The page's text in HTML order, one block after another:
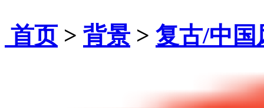
首页> 背景 > 复古/中国